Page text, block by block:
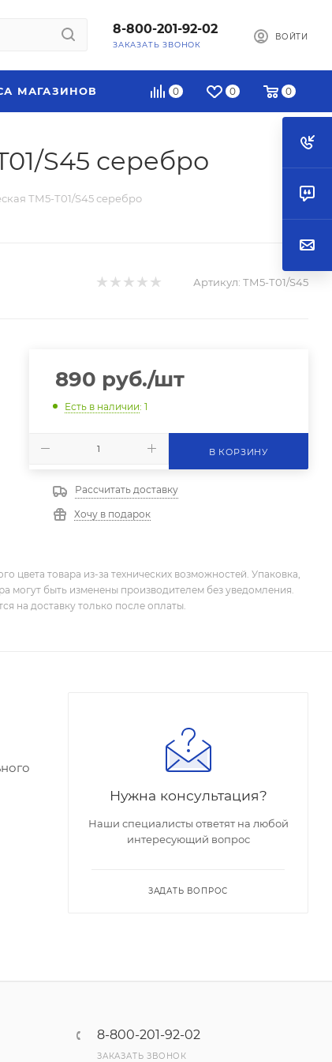
8-800-201-92-02
ЗАКАЗАТЬ ЗВОНОК
ВОЙТИ
0 0 0
МАГАЗИНОВ
S45 серебро
ТМ5-Т01/S45 серебро
Артикул: ТМ5-Т01/S45
890 руб./шт
Есть в наличии: 1
В КОРЗИНУ
Рассчитать доставку
Хочу в подарок
цвета товара из-за технических возможностей. Упаковка,
могут быть изменены производителем без уведомления.
на доставку только после оплаты.
Нужна консультация?
Наши специалисты ответят на любой
интересующий вопрос
ЗАДАТЬ ВОПРОС
8-800-201-92-02
ЗАКАЗАТЬ ЗВОНОК